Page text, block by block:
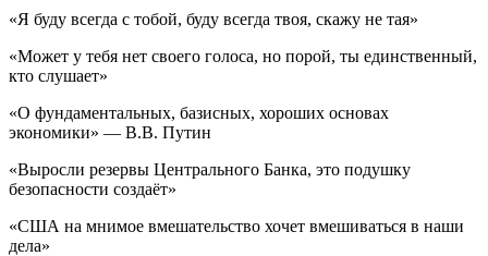
«Я буду всегда с тобой, буду всегда твоя, скажу не тая»
«Может у тебя нет своего голоса, но порой, ты единственный,
кто слушает»
«О фундаментальных, базисных, хороших основах
экономики» — В.В. Путин
«Выросли резервы Центрального Банка, это подушку
безопасности создаёт»
«США на мнимое вмешательство хочет вмешиваться в наши
дела»